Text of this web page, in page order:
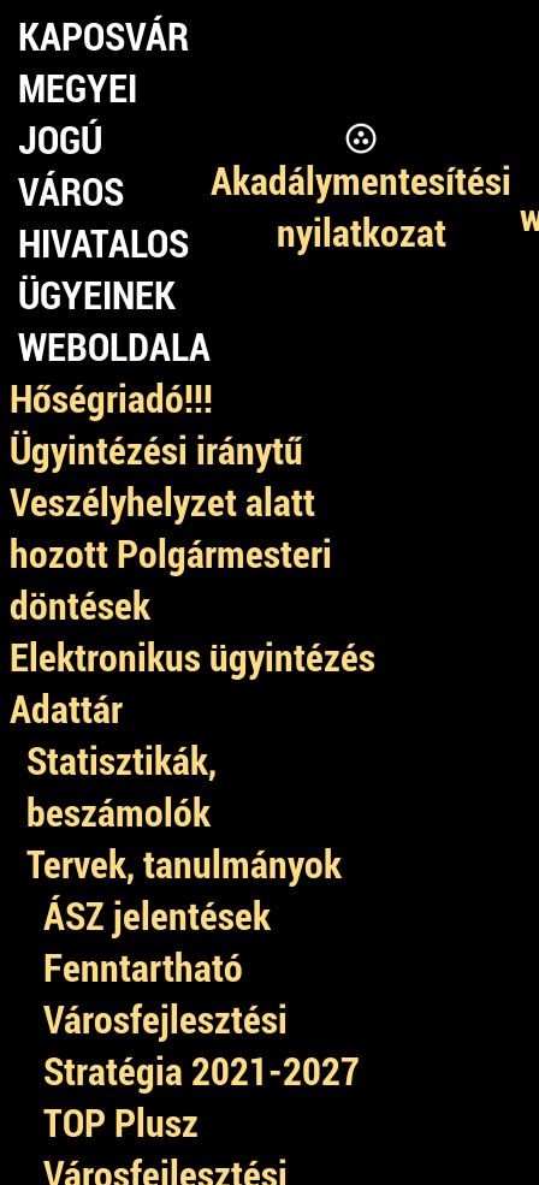
KAPOSVÁR
MEGYEI
JOGÚ
VÁROS
HIVATALOS
ÜGYEINEK
WEBOLDALA
Akadálymentesítési
nyilatkozat
Hőségriadó!!!
Ügyintézési iránytű
Veszélyhelyzet alatt
hozott Polgármesteri
döntések
Elektronikus ügyintézés
Adattár
Statisztikák,
beszámolók
Tervek, tanulmányok
ÁSZ jelentések
Fenntartható
Városfejlesztési
Stratégia 2021-2027
TOP Plusz
Városfejlesztési